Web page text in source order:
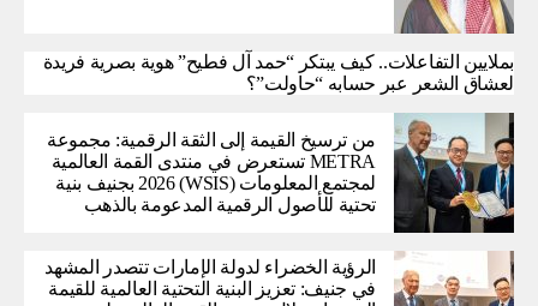
بملايين التفاعلات.. كيف يبتكر “حمد آل فطيح” هوية بصرية فريدة
لعشاق الشعر عبر حسابه “حاولت”؟
من ترسيخ القيمة إلى الثقة الرقمية: مجموعة
METRA تستعرض في منتدى القمة العالمية
لمجتمع المعلومات (WSIS) 2026 بجنيف بنية
تحتية للأصول الرقمية المدعومة بالذهب
الرؤية الخضراء لدولة الإمارات تتصدر المشهد
في جنيف: تعزيز البنية التحتية العالمية للقيمة